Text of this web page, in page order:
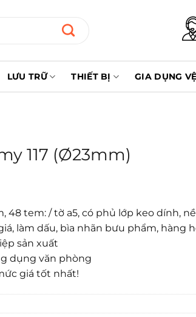
LƯU TRỮ THIẾT BỊ GIA DỤNG
117 (Ø23mm)
48 tem: / tờ a5, có phủ lớp keo dính,
làm dấu, bìa nhãn bưu phẩm, hàng
sản xuất
dụng văn phòng
giá tốt nhất!